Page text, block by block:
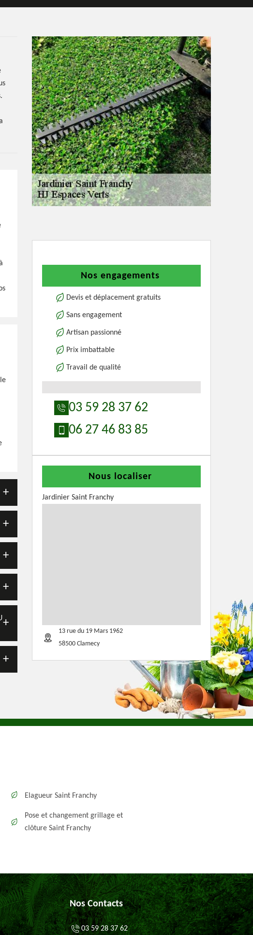
Nos engagements
Devis et déplacement gratuits
Sans engagement
Artisan passionné
Prix imbattable
Travail de qualité
03 59 28 37 62
06 27 46 83 85
Nous localiser
Jardinier Saint Franchy
13 rue du 19 Mars 1962
58500 Clamecy
Elagueur Saint Franchy
Pose et changement grillage et
clôture Saint Franchy
Nos Contacts
03 59 28 37 62